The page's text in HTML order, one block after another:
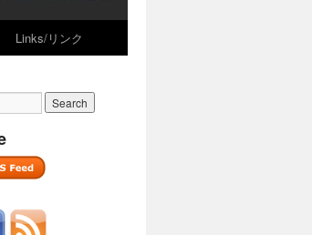
Links/リンク